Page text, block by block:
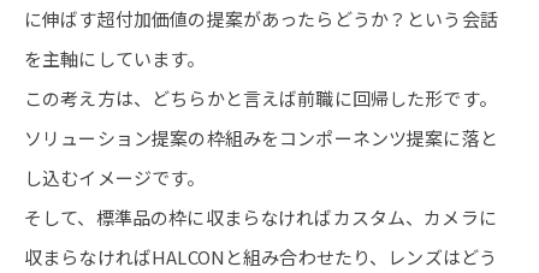
に伸ばす超付加価値の提案があったらどうか？という会話
を主軸にしています。
この考え方は、どちらかと言えば前職に回帰した形です。
ソリューション提案の枠組みをコンポーネンツ提案に落と
し込むイメージです。
そして、標準品の枠に収まらなければカスタム、カメラに
収まらなければHALCONと組み合わせたり、レンズはどう